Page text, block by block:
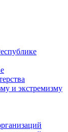
и экстремизму